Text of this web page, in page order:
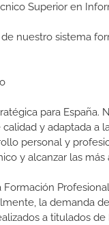
Superior en
nuestro sistema
para
y adaptada a
personal y
y alcanzar las más
la demanda
a titulados